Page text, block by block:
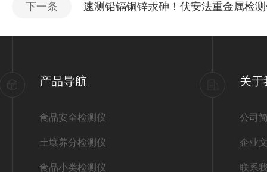
下一条 速测铅镉铜锌汞砷！伏安法重金属检
产品导航
食品安全检测仪
土壤养分检测仪
食品小类检测仪
关于
公司
企业
联系